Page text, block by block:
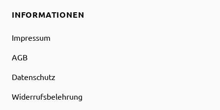
INFORMATIONEN
Impressum
AGB
Datenschutz
Widerrufsbelehrung